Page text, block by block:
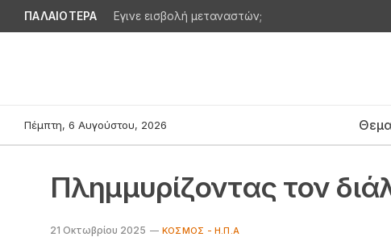
ΠΑΛΑΙΟΤΕΡΑ Εγινε εισβολή μεταναστών;
Πέμπτη, 6 Αυγούστου, 2026
Πλημμυρίζοντας τον
21 Οκτωβρίου 2025 ΚΌΣΜΟΣ - Η.Π.Α